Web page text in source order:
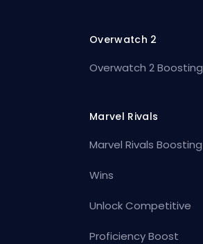
Overwatch 2
Overwatch 2 Boosting
Marvel Rivals
Marvel Rivals Boosting
Wins
Unlock Competitive
Proficiency Boost